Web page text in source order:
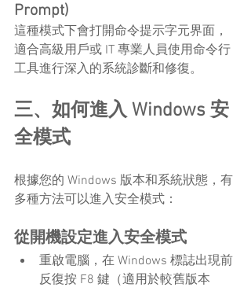
Prompt)
這種模式下會打開命令提示字元界面，
適合高級用戶或 IT 專業人員使用命令行
工具進行深入的系統診斷和修復。
三、如何進入 Windows 安
全模式
根據您的 Windows 版本和系統狀態，有
多種方法可以進入安全模式：
從開機設定進入安全模式
重啟電腦，在 Windows 標誌出現前
反復按 F8 鍵（適用於較舊版本